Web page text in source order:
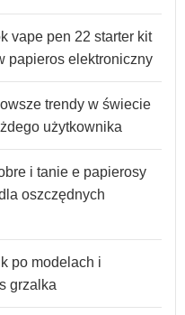
vape pen 22 starter kit
papieros elektroniczny
trendy w świecie
użytkownika
i tanie e papierosy
oszczędnych
po modelach i
grzalka